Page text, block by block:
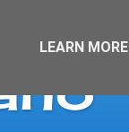
LEARN MORE